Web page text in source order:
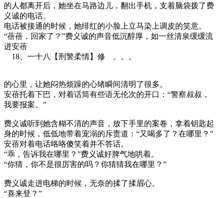
的人都离开后，她坐在马路边儿，翻出手机，支着脑袋拨了费
义诚的电话。
电话被接通的时候，她绯红的小脸上立马染上调皮的笑意。
“蓓蓓，回家了？”费义诚的声音低沉醇厚，如一丝清泉缓缓流
进安蓓
18、一十八【刑警柔情】修 。。。
的心里，让她闷热烦躁的心绪瞬间清明了很多。
安蓓托着下巴，对着话筒有些语无伦次的开口：“警察叔叔，
我要报案。”
费义诚听到她含糊不清的声音，放下手里的案卷，拿着钥匙起
身的时候，低低地带着宠溺的斥责道：“又喝多了？在哪里？”
安蓓对着电话咯咯傻笑着并不答话。
“乖，告诉我在哪里？”费义诚好脾气地哄着。
“你猜，你不是很厉害的吗？你猜猜我在哪里？”
费义诚走进电梯的时候，无奈的揉了揉眉心。
“喜来登？”